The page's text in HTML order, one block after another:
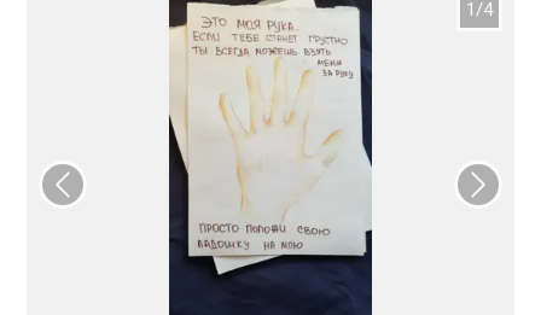
Папярэдні слайд